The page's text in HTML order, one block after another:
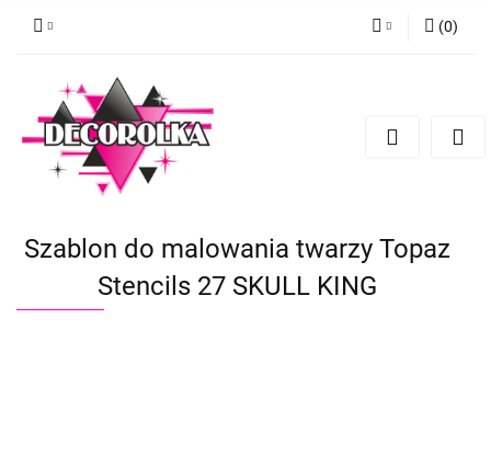
Dodaj zgłoszenie
(0)
Szablon do malowania twarzy Topaz
Stencils 27 SKULL KING